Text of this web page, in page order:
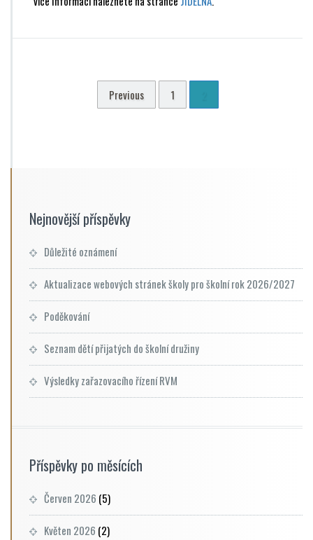
Previous 1
Nejnovější příspěvky
Důležité oznámení
Aktualizace webových stránek školy pro školní rok 2026/2027
Poděkování
Seznam dětí přijatých do školní družiny
Výsledky zařazovacího řízení RVM
Příspěvky po měsících
Červen 2026 (5)
Květen 2026 (2)